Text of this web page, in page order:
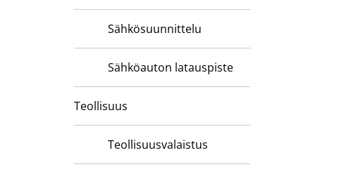
Sähkösuunnittelu
Sähköauton latauspiste
Teollisuus
Teollisuusvalaistus